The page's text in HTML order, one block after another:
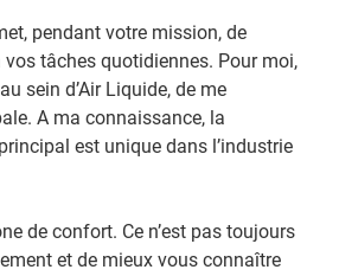
pendant votre mission, de
tâches quotidiennes. Pour moi,
sein d’Air Liquide, de me
A ma connaissance, la
est unique dans l’industrie
de confort. Ce n’est pas toujours
et de mieux vous connaître